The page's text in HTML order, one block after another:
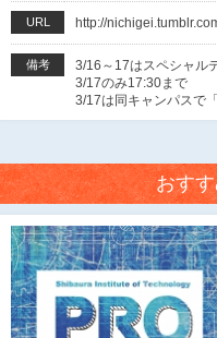
URL http://
備考
3/16～17はスペシャル
3/17のみ17:30まで
3/17は同キャンパスで
おす